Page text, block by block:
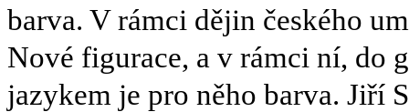
barva. V rámci dějin českého
Nové figurace, a v rámci ní, do
jazykem je pro něho barva. Jiří